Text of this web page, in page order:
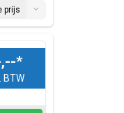
prijs
*
BTW